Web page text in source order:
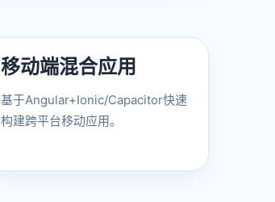
移动端混合应用
基于Angular+Ionic/Capacitor快速
构建跨平台移动应用。